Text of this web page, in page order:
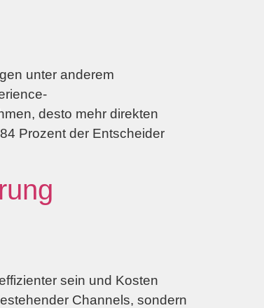
unter anderem
desto mehr direkten
Prozent der Entscheider
sein und Kosten
Channels, sondern